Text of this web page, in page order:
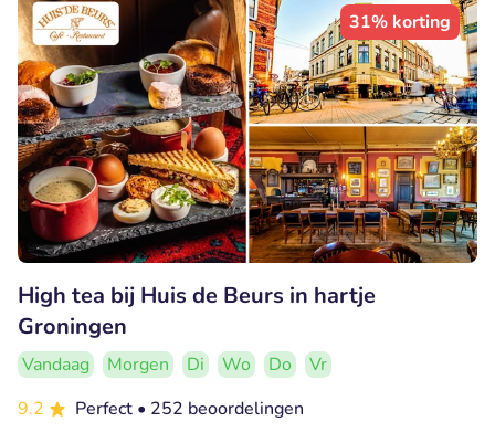
31% korting
High tea bij Huis de Beurs in hartje
Groningen
Vandaag Morgen Di Wo Do
Vr
9.2
Perfect • 252 beoordelingen